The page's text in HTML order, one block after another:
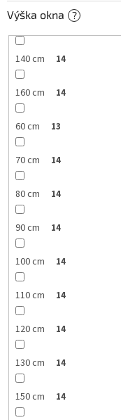
Výška okna ?
140 cm 14
160 cm 14
60 cm 13
70 cm 14
80 cm 14
90 cm 14
100 cm 14
110 cm 14
120 cm 14
130 cm 14
150 cm 14